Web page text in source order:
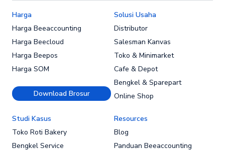
Harga
Harga Beeaccounting
Harga Beecloud
Harga Beepos
Harga SOM
Download Brosur
Solusi Usaha
Distributor
Salesman Kanvas
Toko & Minimarket
Cafe & Depot
Bengkel & Sparepart
Online Shop
Studi Kasus
Toko Roti Bakery
Bengkel Service
Resources
Blog
Panduan Beeaccounting